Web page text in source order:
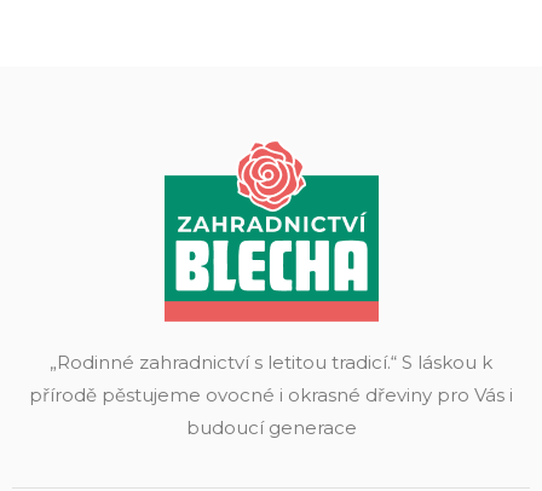
„Rodinné zahradnictví s letitou tradicí.“ S láskou k
přírodě pěstujeme ovocné i okrasné dřeviny pro Vás i
budoucí generace